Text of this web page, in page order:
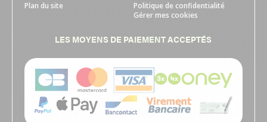
Plan du site
Politique de confidentialité
Gérer mes cookies
LES MOYENS DE PAIEMENT ACCEPTÉS